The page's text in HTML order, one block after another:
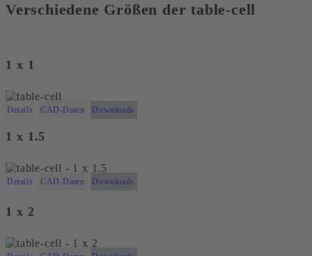
Verschiedene Größen der table-cell
1 x 1
Details CAD-Daten Downloads
1 x 1.5
Details CAD-Daten Downloads
1 x 2